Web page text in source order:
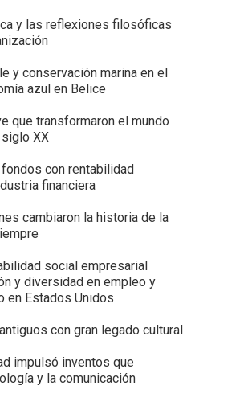
y las reflexiones filosóficas
y conservación marina en el
azul en Belice
que transformaron el mundo
XX
con rentabilidad
financiera
cambiaron la historia de la
social empresarial
y diversidad en empleo y
en Estados Unidos
con gran legado cultural
impulsó inventos que
y la comunicación